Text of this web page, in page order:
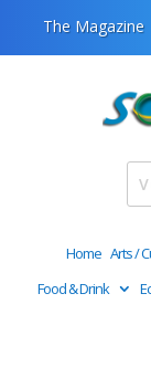
The Magazine
Home Arts /
Food & Drink